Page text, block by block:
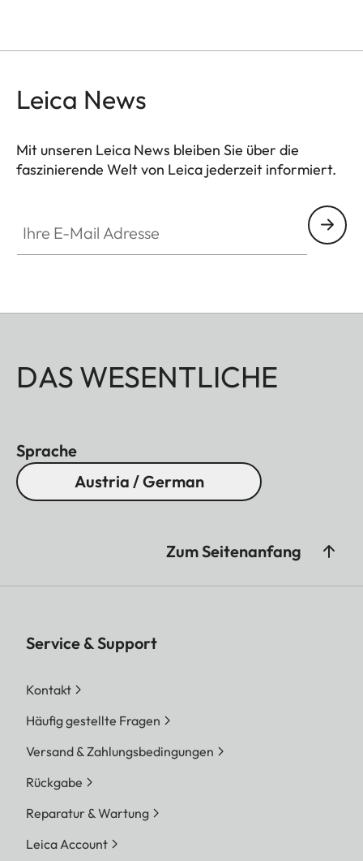
Leica News
Mit unseren Leica News bleiben Sie über die
faszinierende Welt von Leica jederzeit informiert.
DAS WESENTLICHE
Sprache
Austria / German
Zum Seitenanfang
Service & Support
Kontakt
Häufig gestellte Fragen
Versand & Zahlungsbedingungen
Rückgabe
Reparatur & Wartung
Leica Account